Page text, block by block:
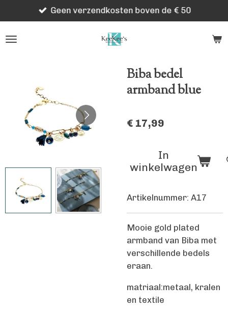
direct
naar
Geen verzendkosten boven de € 50
Biba bedel
armband blue
€ 17,99
In
winkelwagen
Artikelnummer: A17
Mooie gold plated
armband van Biba met
verschillende bedels
eraan.
matriaal:metaal, kralen
en textile